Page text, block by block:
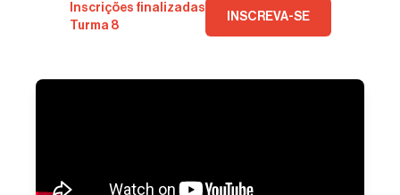
Inscrições finalizadas
Turma 8
INSCREVA-SE